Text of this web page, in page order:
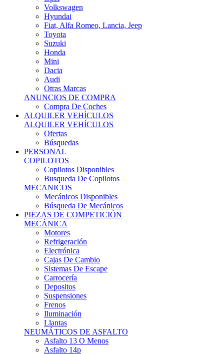
Hyundai
Fiat, Alfa Romeo, Lancia, Jeep
Toyota
Suzuki
Honda
Mini
Dacia
Audi
Otras Marcas
ANUNCIOS DE COMPRA
Compra De Coches
ALQUILER VEHÍCULOS
ALQUILER VEHÍCULOS
Ofertas
Búsquedas
PERSONAL
COPILOTOS
Copilotos Disponibles
Busqueda De Copilotos
MECANICOS
Mecánicos Disponibles
Búsqueda De Mecánicos
PIEZAS DE COMPETICIÓN
MECÁNICA
Motores
Refrigeración
Electrónica
Cajas De Cambio
Sistemas De Escape
Carrocería
Depositos
Suspensiones
Frenos
Iluminación
Llantas
NEUMÁTICOS DE ASFALTO
Asfalto 13 O Menos
Asfalto 14p
Asfalto 15p